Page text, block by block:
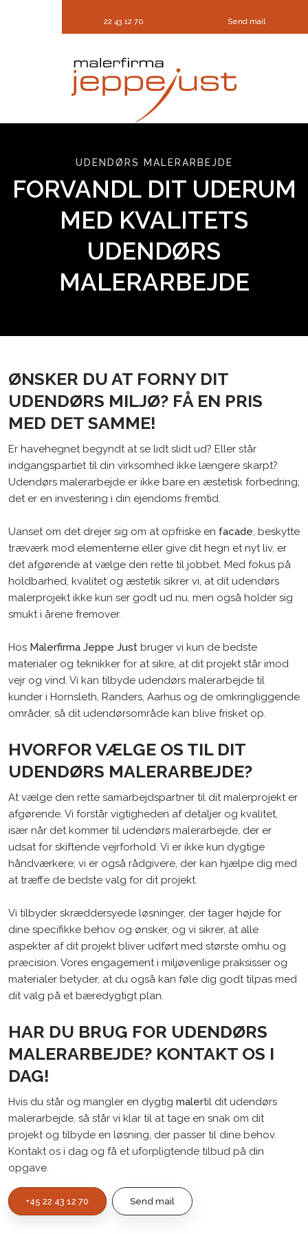
22 43 12 70 Send mail
​UDENDØRS MALERARBEJDE
FORVANDL DIT UDERUM
MED KVALITETS
UDENDØRS
MALERARBEJDE
ØNSKER DU AT FORNY DIT
UDENDØRS MILJØ? FÅ EN PRIS
MED DET SAMME!
Er havehegnet begyndt at se lidt slidt ud? Eller står
indgangspartiet til din virksomhed ikke længere skarpt?
Udendørs malerarbejde er ikke bare en æstetisk forbedring;
det er en investering i din ejendoms fremtid.
Uanset om det drejer sig om at opfriske en facade, beskytte
træværk mod elementerne eller give dit hegn et nyt liv, er
det afgørende at vælge den rette til jobbet. Med fokus på
holdbarhed, kvalitet og æstetik sikrer vi, at dit udendørs
malerprojekt ikke kun ser godt ud nu, men også holder sig
smukt i årene fremover.
Hos Malerfirma Jeppe Justbruger vi kun de bedste
materialer og teknikker for at sikre, at dit projekt står imod
vejr og vind. Vi kan tilbyde udendørs malerarbejde til
kunder i Hornsleth, Randers, Aarhus og de omkringliggende
områder, så dit udendørsområde kan blive frisket op.
HVORFOR VÆLGE OS TIL DIT
UDENDØRS MALERARBEJDE?
At vælge den rette samarbejdspartner til dit malerprojekt er
afgørende. Vi forstår vigtigheden af detaljer og kvalitet,
især når det kommer til udendørs malerarbejde, der er
udsat for skiftende vejrforhold. Vi er ikke kun dygtige
håndværkere; vi er også rådgivere, der kan hjælpe dig med
at træffe de bedste valg for dit projekt.
Vi tilbyder skræddersyede løsninger, der tager højde for
dine specifikke behov og ønsker, og vi sikrer, at alle
aspekter af dit projekt bliver udført med største omhu og
præcision. Vores engagement i miljøvenlige praksisser og
materialer betyder, at du også kan føle dig godt tilpas med
dit valg på et bæredygtigt plan.
HAR DU BRUG FOR UDENDØRS
MALERARBEJDE? KONTAKT OS I
DAG!
Hvis du står og mangler en dygtig malertil dit udendørs
malerarbejde, så står vi klar til at tage en snak om dit
projekt og tilbyde en løsning, der passer til dine behov.
Kontakt os i dag og få et uforpligtende tilbud på din
opgave.
+45 22 43 12 70 Send mail